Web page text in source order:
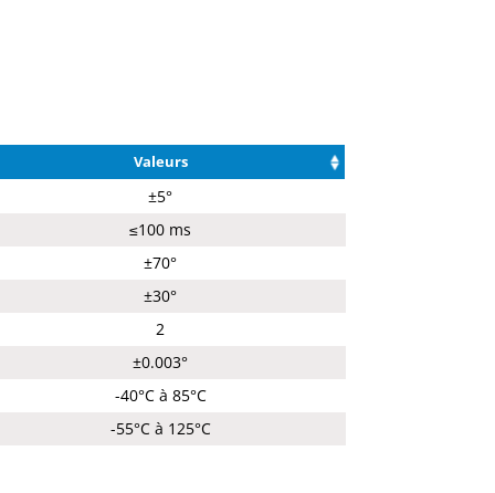
Valeurs
±5°
≤100 ms
±70°
±30°
2
±0.003°
-40°C à 85°C
-55°C à 125°C